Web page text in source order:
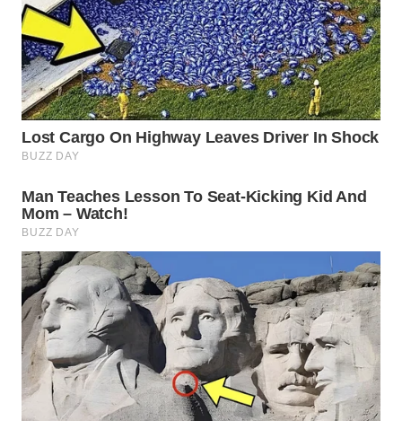
WN
SAMOSIR
WN
PADANG
LAWAS
WN
WN
CIANJUR
WN
KEPULAUAN
SERIBU
WN
TANGERANG